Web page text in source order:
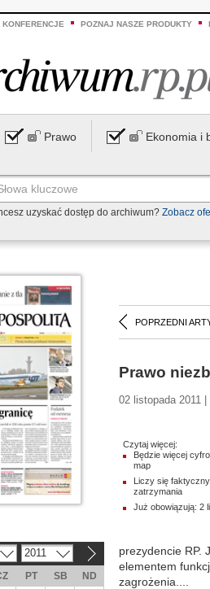
POZNAJ NASZE PRODUKTY
Prawo Ekonomia i
uzyskać dostęp do archiwum? Zobacz
POPRZEDNI
Prawo
02 listopada 2011
Czytaj więcej:
Będzie więcej
map
Liczy się
zatrzymania
Już obowiązują: 2
prezydencie RP.
elementem
zagrożenia....
2011
PT SB
ND